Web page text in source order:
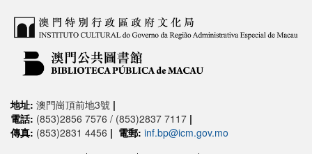
地址: 澳門崗頂前地3號 |
電話: (853)2856 7576 / (853)2837 7117 |
傳真: (853)2831 4456 | 電郵: inf.bp@icm.gov.mo